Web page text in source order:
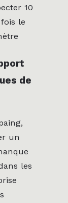
10
le
de
un
les